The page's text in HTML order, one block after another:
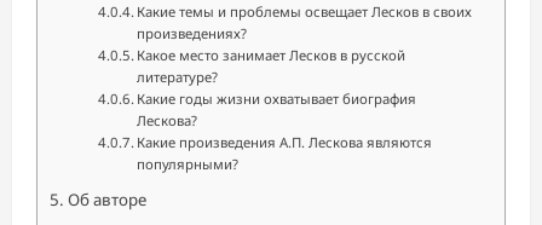
Какие темы и проблемы освещает Лесков в своих
произведениях?
Какое место занимает Лесков в русской
литературе?
Какие годы жизни охватывает биография
Лескова?
Какие произведения А.П. Лескова являются
популярными?
Об авторе